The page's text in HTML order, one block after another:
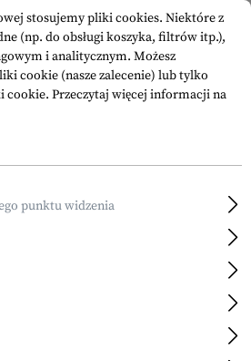
stosujemy pliki cookies. Niektóre z
(np. do obsługi koszyka, filtrów itp.),
i analitycznym. Możesz
cookie (nasze zalecenie) lub tylko
cookie. Przeczytaj więcej informacji na
punktu widzenia